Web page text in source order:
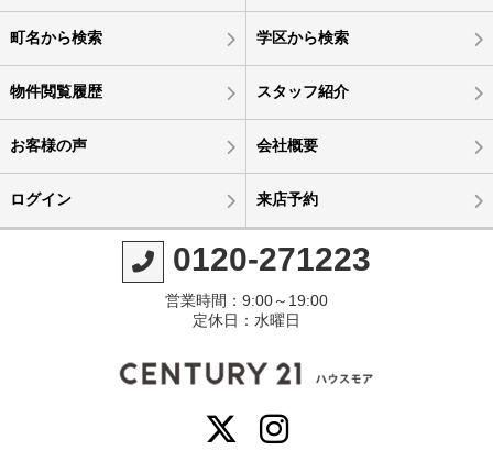
町名から検索 学区から検索
物件閲覧履歴 スタッフ紹介
お客様の声 会社概要
ログイン 来店予約
0120-271223
営業時間：9:00～19:00
定休日：水曜日